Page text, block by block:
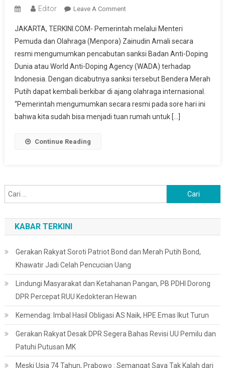
Editor Leave A CommentOn
Umumkan
Sanksi
WADA
Dicabut,
Merah
Putih
Diizinkan
Kembali
JAKARTA, TERKINI.COM- Pemerintah melalui Menteri
Pemuda dan Olahraga (Menpora) Zainudin Amali secara
resmi mengumumkan pencabutan sanksi Badan Anti-Doping
Dunia atau World Anti-Doping Agency (WADA) terhadap
Indonesia. Dengan dicabutnya sanksi tersebut Bendera Merah
Putih dapat kembali berkibar di ajang olahraga internasional.
“Pemerintah mengumumkan secara resmi pada sore hari ini
bahwa kita sudah bisa menjadi tuan rumah untuk […]
Continue Reading
untuk:
KABAR TERKINI
Gerakan Rakyat Soroti Patriot Bond dan Merah Putih Bond,
Khawatir Jadi Celah Pencucian Uang
Lindungi Masyarakat dan Ketahanan Pangan, PB PDHI Dorong
DPR Percepat RUU Kedokteran Hewan
Kemendag: Imbal Hasil Obligasi AS Naik, HPE Emas Ikut Turun
Gerakan Rakyat Desak DPR Segera Bahas Revisi UU Pemilu dan
Patuhi Putusan MK
Meski Usia 74 Tahun, Prabowo : Semangat Saya Tak Kalah dari